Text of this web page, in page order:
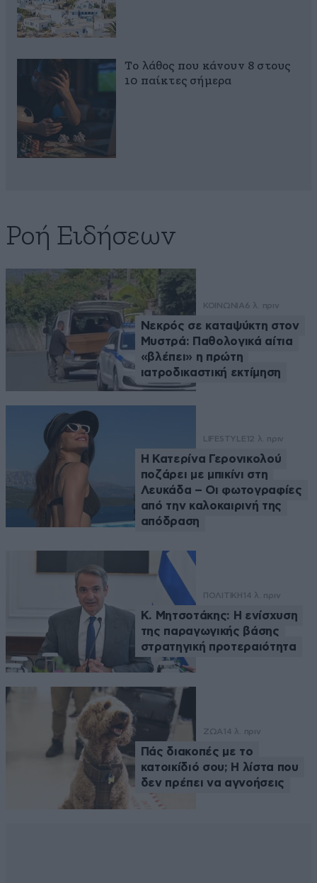
Το λάθος που κάνουν 8 στους
10 παίκτες σήμερα
Ροή Ειδήσεων
ΚΟΙΝΩΝΙΑ6 λ. πριν
Νεκρός σε καταψύκτη στον
Μυστρά: Παθολογικά αίτια
«βλέπει» η πρώτη
ιατροδικαστική εκτίμηση
LIFESTYLE 12 λ. πριν
Η Κατερίνα Γερονικολού
ποζάρει με μπικίνι στη
Λευκάδα – Οι φωτογραφίες
από την καλοκαιρινή της
απόδραση
ΠΟΛΙΤΙΚΗ 14 λ. πριν
Κ. Μητσοτάκης: Η ενίσχυση
της παραγωγικής βάσης
στρατηγική προτεραιότητα
ΖΩΑ 14 λ. πριν
Πάς διακοπές με το
κατοικίδιό σου; Η λίστα που
δεν πρέπει να αγνοήσεις